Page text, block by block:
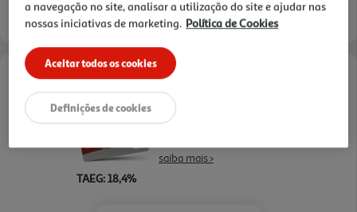
grelha para grelhar qualquer tipo de ingredientes e
muito mais. *Testes realizados no modo air fry, de
acordo com a norma IEC60704
Entrega estimada entre12/08/2026 e 13/08/2026
Opções de Financiamento
TAEG: 18,4%
Pague com o seu
saiba mais >
a navegação no site, analisar a utilização do site e ajudar nas
nossas iniciativas de marketing. Política de Cookies
Aceitar todos os cookies
Definições de cookies